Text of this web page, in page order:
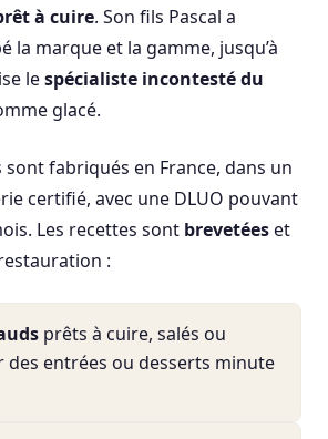
à cuire. Son fils Pascal a
la marque et la gamme, jusqu’à
lespécialiste incontesté du
glacé.
fabriqués en France, dans un
certifié, avec une DLUO pouvant
Les recettes sont brevetéeset
:
prêts à cuire, salés ou
des entrées ou desserts minute